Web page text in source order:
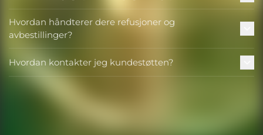
Hvordan håndterer dere refusjoner og
avbestillinger?
Hvordan kontakter jeg kundestøtten?